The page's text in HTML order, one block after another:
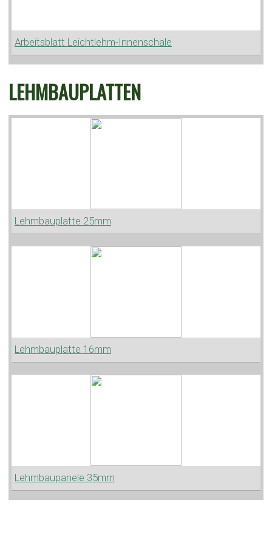
Arbeitsblatt Leichtlehm-Innenschale
LEHMBAUPLATTEN
Lehmbauplatte 25mm
Lehmbauplatte 16mm
Lehmbaupanele 35mm